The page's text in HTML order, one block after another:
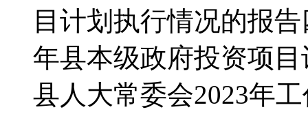
目计划执行情况的报
年县本级政府投资项
县人大常委会2023年